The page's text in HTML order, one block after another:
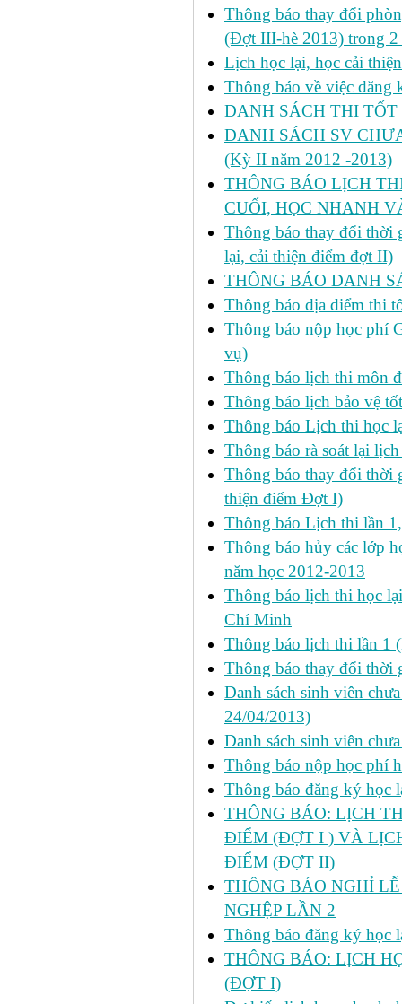
Thông báo thay đổi
(Đợt III-hè 2013) trong
Lịch học lại, học cải
Thông báo về việc
DANH SÁCH THI
DANH SÁCH SV
(Kỳ II năm 2012 -2013)
THÔNG BÁO LỊCH
CUỐI, HỌC NHANH
Thông báo thay đổi thời
lại, cải thiện điểm đợt II)
THÔNG BÁO DANH
Thông báo địa điểm thi
Thông báo nộp học phí
vụ)
Thông báo lịch thi môn
Thông báo lịch bảo vệ
Thông báo Lịch thi học
Thông báo rà soát lại
Thông báo thay đổi thời
thiện điểm Đợt I)
Thông báo Lịch thi lần
Thông báo hủy các lớp
năm học 2012-2013
Thông báo lịch thi học
Chí Minh
Thông báo lịch thi lần 1
Thông báo thay đổi thời
Danh sách sinh viên
24/04/2013)
Danh sách sinh viên
Thông báo nộp học phí
Thông báo đăng ký học
THÔNG BÁO: LỊCH
ĐIỂM (ĐỢT I ) VÀ
ĐIỂM (ĐỢT II)
THÔNG BÁO NGHỈ
NGHỆP LẦN 2
Thông báo đăng ký học
THÔNG BÁO: LỊCH
(ĐỢT I)